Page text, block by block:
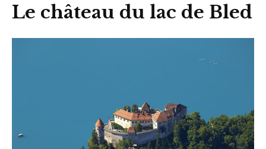
Le château du lac de Bled